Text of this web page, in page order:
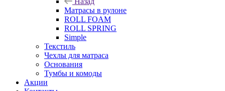
Матрасы в рулоне
ROLL FOAM
ROLL SPRING
Simple
Текстиль
Чехлы для матраса
Основания
Тумбы и комоды
Акции